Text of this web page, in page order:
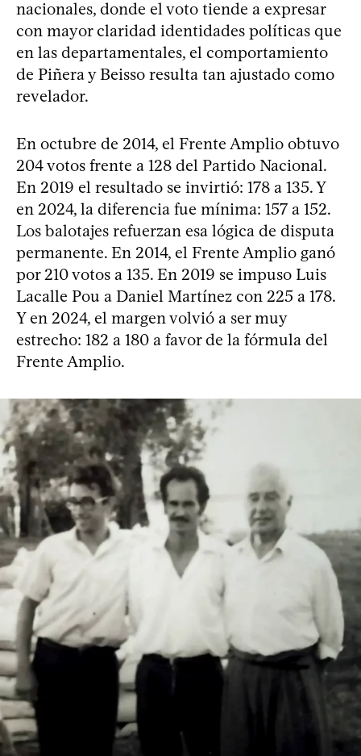
nacionales, donde el voto tiende a expresar
con mayor claridad identidades políticas que
en las departamentales, el comportamiento
de Piñera y Beisso resulta tan ajustado como
revelador.
En octubre de 2014, el Frente Amplio obtuvo
204 votos frente a 128 del Partido Nacional.
En 2019 el resultado se invirtió: 178 a 135. Y
en 2024, la diferencia fue mínima: 157 a 152.
Los balotajes refuerzan esa lógica de disputa
permanente. En 2014, el Frente Amplio ganó
por 210 votos a 135. En 2019 se impuso Luis
Lacalle Pou a Daniel Martínez con 225 a 178.
Y en 2024, el margen volvió a ser muy
estrecho: 182 a 180 a favor de la fórmula del
Frente Amplio.